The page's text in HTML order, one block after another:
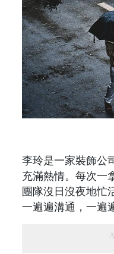
李玲是一家裝飾公
充滿熱情。每次一
團隊沒日沒夜地忙
一遍遍溝通，一